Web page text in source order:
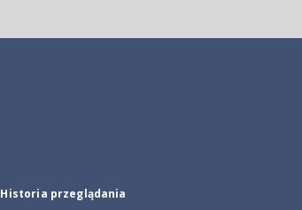
Historia przeglądania